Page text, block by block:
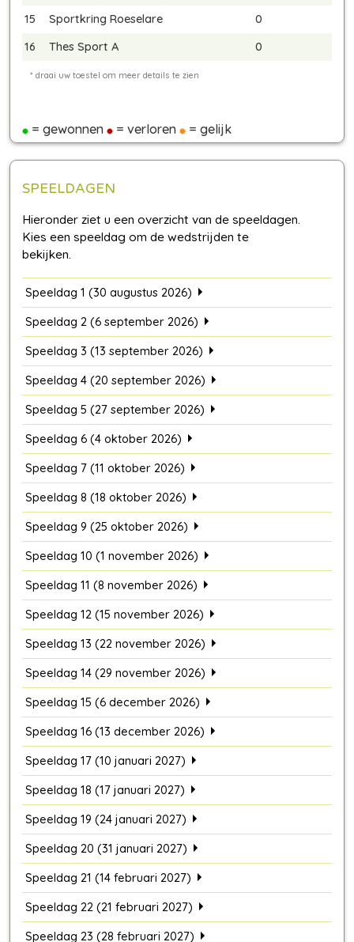
15
Sportkring Roeselare
0
16
Thes Sport A 0
= gewonnen = verloren = gelijk
SPEELDAGEN
Speeldag 1 (30 augustus 2026)
Speeldag 2 (6 september 2026)
Speeldag 3 (13 september 2026)
Speeldag 4 (20 september 2026)
Speeldag 5 (27 september 2026)
Speeldag 6 (4 oktober 2026)
Speeldag 7 (11 oktober 2026)
Speeldag 8 (18 oktober 2026)
Speeldag 9 (25 oktober 2026)
Speeldag 10 (1 november 2026)
Speeldag 11 (8 november 2026)
Speeldag 12 (15 november 2026)
Speeldag 13 (22 november 2026)
Speeldag 14 (29 november 2026)
Speeldag 15 (6 december 2026)
Speeldag 16 (13 december 2026)
Speeldag 17 (10 januari 2027)
Speeldag 18 (17 januari 2027)
Speeldag 19 (24 januari 2027)
Speeldag 20 (31 januari 2027)
Speeldag 21 (14 februari 2027)
Speeldag 22 (21 februari 2027)
Speeldag 23 (28 februari 2027)